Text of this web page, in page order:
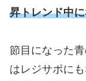
昇トレンド中
節目になった
はレジサポに